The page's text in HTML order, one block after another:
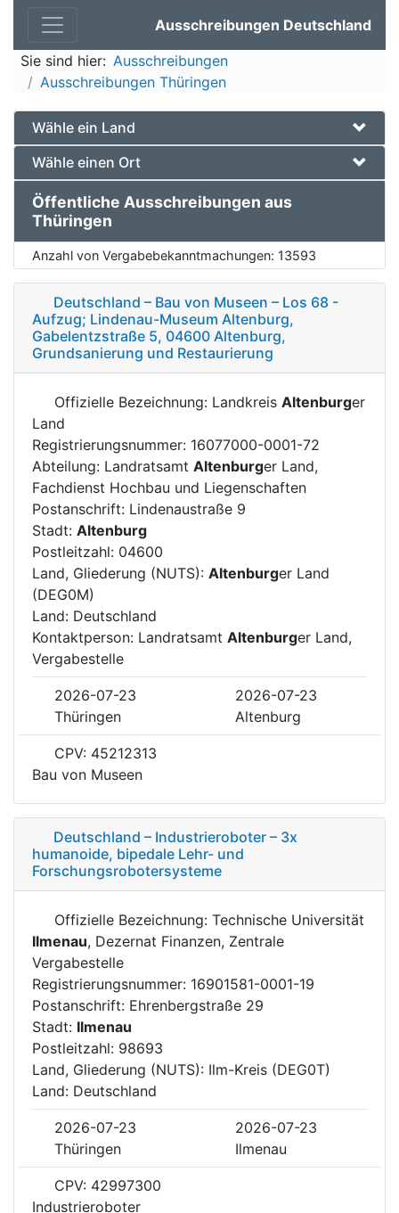
Ausschreibungen Deutschland
Sie sind hier: Ausschreibungen
Ausschreibungen Thüringen
Wähle ein Land
Wähle einen Ort
Öffentliche Ausschreibungen aus
Thüringen
Anzahl von Vergabebekanntmachungen: 13593
Deutschland – Bau von Museen – Los 68 -
Aufzug; Lindenau-Museum Altenburg,
Gabelentzstraße 5, 04600 Altenburg,
Grundsanierung und Restaurierung
Offizielle Bezeichnung: Landkreis Altenburger
Land
Registrierungsnummer: 16077000-0001-72
Abteilung: Landratsamt Altenburger Land,
Fachdienst Hochbau und Liegenschaften
Postanschrift: Lindenaustraße 9
Stadt: Altenburg
Postleitzahl: 04600
Land, Gliederung (NUTS): Altenburger Land
(DEG0M)
Land: Deutschland
Kontaktperson: Landratsamt Altenburger Land,
Vergabestelle
2026-07-23
2026-07-23
Thüringen
Altenburg
CPV: 45212313
Bau von Museen
Deutschland – Industrieroboter – 3x
humanoide, bipedale Lehr- und
Forschungsrobotersysteme
Offizielle Bezeichnung: Technische Universität
Ilmenau, Dezernat Finanzen, Zentrale
Vergabestelle
Registrierungsnummer: 16901581-0001-19
Postanschrift: Ehrenbergstraße 29
Stadt: Ilmenau
Postleitzahl: 98693
Land, Gliederung (NUTS): Ilm-Kreis (DEG0T)
Land: Deutschland
2026-07-23
2026-07-23
Thüringen
Ilmenau
CPV: 42997300
Industrieroboter